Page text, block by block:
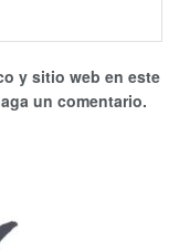
y sitio web en este
un comentario.